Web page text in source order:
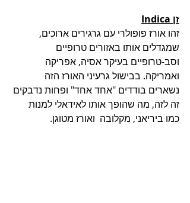
זן Indica
זהו אורז פופולרי עם גרגירים ארוכים,
שמגדלים אותו באזורים טרופיים
וסב-טרופיים בעיקר אסיה, אפריקה
ואמריקה. בבישול גרעיני האורז הזה
נשארים בודדים "אחד אחד" ופחות נדבקים
זה לזה, מה שהופך אותו לאידאלי למנות
כמו ביריאני, מקלובה  ואורז מטוגן.